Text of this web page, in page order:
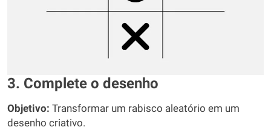
3. Complete o desenho
Objetivo: Transformar um rabisco aleatório em um
desenho criativo.